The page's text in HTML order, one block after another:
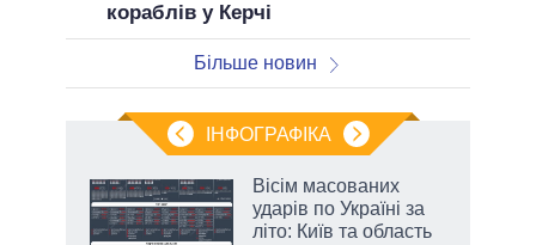
кораблів у Керчі
Більше новин
ІНФОГРАФІКА
Вісім масованих
ударів по Україні за
літо: Київ та область